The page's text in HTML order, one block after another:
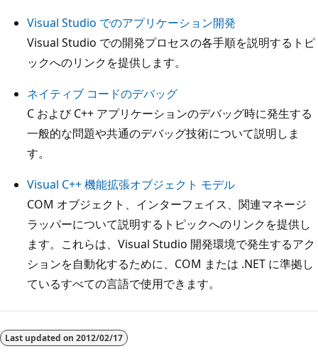
Visual Studio でのアプリケーション開発
Visual Studio での開発プロセスの各手順を説明するトピ
ックへのリンクを提供します。
ネイティブ コードのデバッグ
C および C++ アプリケーションのデバッグ時に発生する
一般的な問題や共通のデバッグ技術について説明しま
す。
Visual C++ 機能拡張オブジェクト モデル
COM オブジェクト、インターフェイス、関連マネージ
ラッパーについて説明するトピックへのリンクを提供し
ます。これらは、Visual Studio 開発環境で発生するアク
ションを自動化するために、COM または .NET に準拠し
ているすべての言語で使用できます。
読
みLast updated on 2012/02/17